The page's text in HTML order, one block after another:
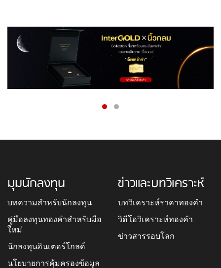
มุมนักลงทุน
บทความสำหรับนักลงทุน
คู่มือลงทุนทองคำสำหรับมือ
ใหม่
นักลงทุนอินเตอร์โกลด์
นโยบายการคุ้มครองข้อมูล
ข่าวและบทวิเคราะห์
บทวิเคราะห์ราคาทองคำ
วิดีโอวิเคราะห์ทองคำ
ข่าวสารรอบโลก